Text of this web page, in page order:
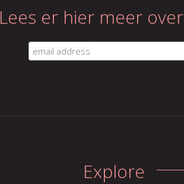
Lees er hier meer over
Explore